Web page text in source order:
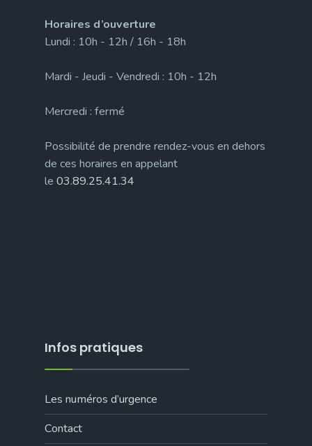
Horaires d’ouverture
Lundi : 10h - 12h / 16h - 18h
Mardi - Jeudi - Vendredi : 10h - 12h
Mercredi : fermé
Possibilité de prendre rendez-vous en dehors
de ces horaires en appelant
le 03.89.25.41.34
Infos pratiques
Les numéros d’urgence
Contact